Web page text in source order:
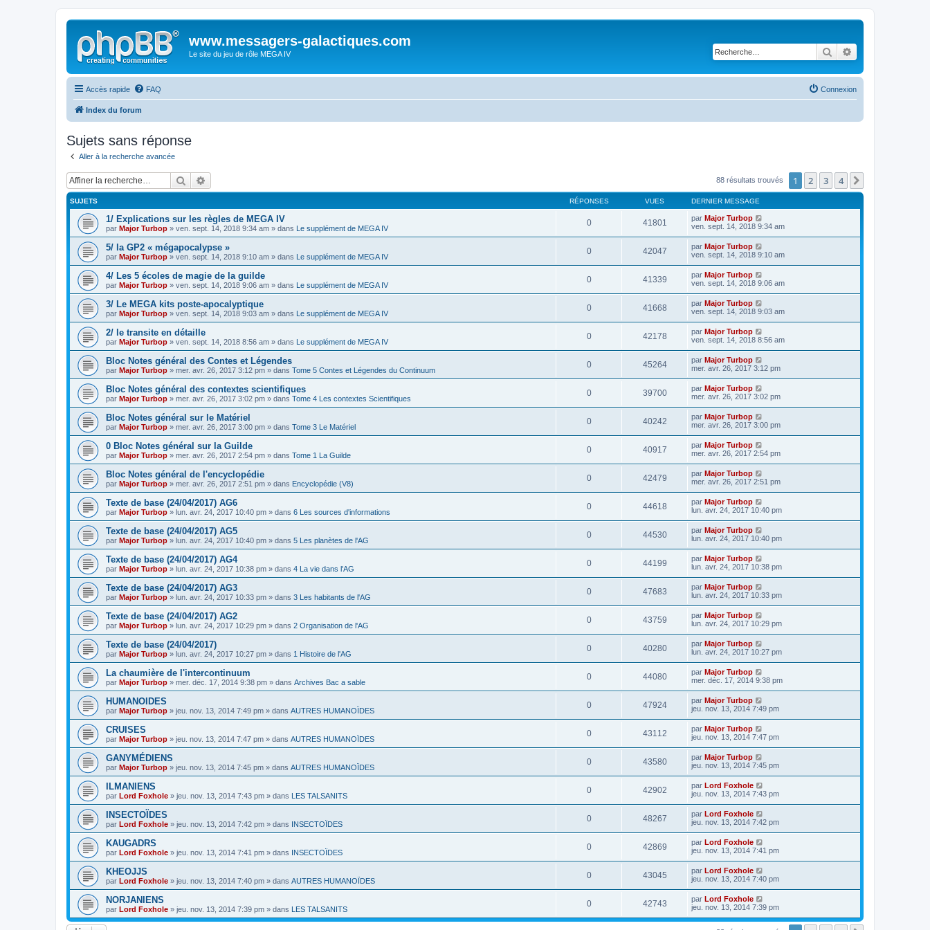
www.messagers-galactiques.com
Le site du jeu de rôle MEGA IV Rechercher
Accès rapide FAQ Connexion
Index du forum
Sujets sans réponse
Aller à la recherche avancée
Rechercher 88 résultats trouvés 1 2 3 4
SUJETS RÉPONSES VUES DERNIER MESSAGE
1/ Explications sur les règles de MEGA IV
par Major Turbop » ven. sept. 14, 2018 9:34 am » dans Le supplément de MEGA IV
0 41801 par Major Turbop
ven. sept. 14, 2018 9:34 am
5/ la GP2 « mégapocalypse »
par Major Turbop » ven. sept. 14, 2018 9:10 am » dans Le supplément de MEGA IV
0 42047 par Major Turbop
ven. sept. 14, 2018 9:10 am
4/ Les 5 écoles de magie de la guilde
par Major Turbop » ven. sept. 14, 2018 9:06 am » dans Le supplément de MEGA IV
0 41339 par Major Turbop
ven. sept. 14, 2018 9:06 am
3/ Le MEGA kits poste-apocalyptique
par Major Turbop » ven. sept. 14, 2018 9:03 am » dans Le supplément de MEGA IV
0 41668 par Major Turbop
ven. sept. 14, 2018 9:03 am
2/ le transite en détaille
par Major Turbop » ven. sept. 14, 2018 8:56 am » dans Le supplément de MEGA IV
0 42178 par Major Turbop
ven. sept. 14, 2018 8:56 am
Bloc Notes général des Contes et Légendes
par Major Turbop » mer. avr. 26, 2017 3:12 pm » dans Tome 5 Contes et Légendes du Continuum
0 45264 par Major Turbop
mer. avr. 26, 2017 3:12 pm
Bloc Notes général des contextes scientifiques
par Major Turbop » mer. avr. 26, 2017 3:02 pm » dans Tome 4 Les contextes Scientifiques
0 39700 par Major Turbop
mer. avr. 26, 2017 3:02 pm
Bloc Notes général sur le Matériel
par Major Turbop » mer. avr. 26, 2017 3:00 pm » dans Tome 3 Le Matériel
0 40242 par Major Turbop
mer. avr. 26, 2017 3:00 pm
0 Bloc Notes général sur la Guilde
par Major Turbop » mer. avr. 26, 2017 2:54 pm » dans Tome 1 La Guilde
0 40917 par Major Turbop
mer. avr. 26, 2017 2:54 pm
Bloc Notes général de l'encyclopédie
par Major Turbop » mer. avr. 26, 2017 2:51 pm » dans Encyclopédie (V8)
0 42479 par Major Turbop
mer. avr. 26, 2017 2:51 pm
Texte de base (24/04/2017) AG6
par Major Turbop » lun. avr. 24, 2017 10:40 pm » dans 6 Les sources d'informations
0 44618 par Major Turbop
lun. avr. 24, 2017 10:40 pm
Texte de base (24/04/2017) AG5
par Major Turbop » lun. avr. 24, 2017 10:40 pm » dans 5 Les planètes de l'AG
0 44530 par Major Turbop
lun. avr. 24, 2017 10:40 pm
Texte de base (24/04/2017) AG4
par Major Turbop » lun. avr. 24, 2017 10:38 pm » dans 4 La vie dans l'AG
0 44199 par Major Turbop
lun. avr. 24, 2017 10:38 pm
Texte de base (24/04/2017) AG3
par Major Turbop » lun. avr. 24, 2017 10:33 pm » dans 3 Les habitants de l'AG
0 47683 par Major Turbop
lun. avr. 24, 2017 10:33 pm
Texte de base (24/04/2017) AG2
par Major Turbop » lun. avr. 24, 2017 10:29 pm » dans 2 Organisation de l'AG
0 43759 par Major Turbop
lun. avr. 24, 2017 10:29 pm
Texte de base (24/04/2017)
par Major Turbop » lun. avr. 24, 2017 10:27 pm » dans 1 Histoire de l'AG
0 40280 par Major Turbop
lun. avr. 24, 2017 10:27 pm
La chaumière de l'intercontinuum
par Major Turbop » mer. déc. 17, 2014 9:38 pm » dans Archives Bac a sable
0 44080 par Major Turbop
mer. déc. 17, 2014 9:38 pm
HUMANOIDES
par Major Turbop » jeu. nov. 13, 2014 7:49 pm » dans AUTRES HUMANOÏDES
0 47924 par Major Turbop
jeu. nov. 13, 2014 7:49 pm
CRUISES
par Major Turbop » jeu. nov. 13, 2014 7:47 pm » dans AUTRES HUMANOÏDES
0 43112 par Major Turbop
jeu. nov. 13, 2014 7:47 pm
GANYMÉDIENS
par Major Turbop » jeu. nov. 13, 2014 7:45 pm » dans AUTRES HUMANOÏDES
0 43580 par Major Turbop
jeu. nov. 13, 2014 7:45 pm
ILMANIENS
par Lord Foxhole » jeu. nov. 13, 2014 7:43 pm » dans LES TALSANITS
0 42902 par Lord Foxhole
jeu. nov. 13, 2014 7:43 pm
INSECTOÏDES
par Lord Foxhole » jeu. nov. 13, 2014 7:42 pm » dans INSECTOÏDES
0 48267 par Lord Foxhole
jeu. nov. 13, 2014 7:42 pm
KAUGADRS
par Lord Foxhole » jeu. nov. 13, 2014 7:41 pm » dans INSECTOÏDES
0 42869 par Lord Foxhole
jeu. nov. 13, 2014 7:41 pm
KHEOJJS
par Lord Foxhole » jeu. nov. 13, 2014 7:40 pm » dans AUTRES HUMANOÏDES
0 43045 par Lord Foxhole
jeu. nov. 13, 2014 7:40 pm
NORJANIENS
par Lord Foxhole » jeu. nov. 13, 2014 7:39 pm » dans LES TALSANITS
0 42743 par Lord Foxhole
jeu. nov. 13, 2014 7:39 pm